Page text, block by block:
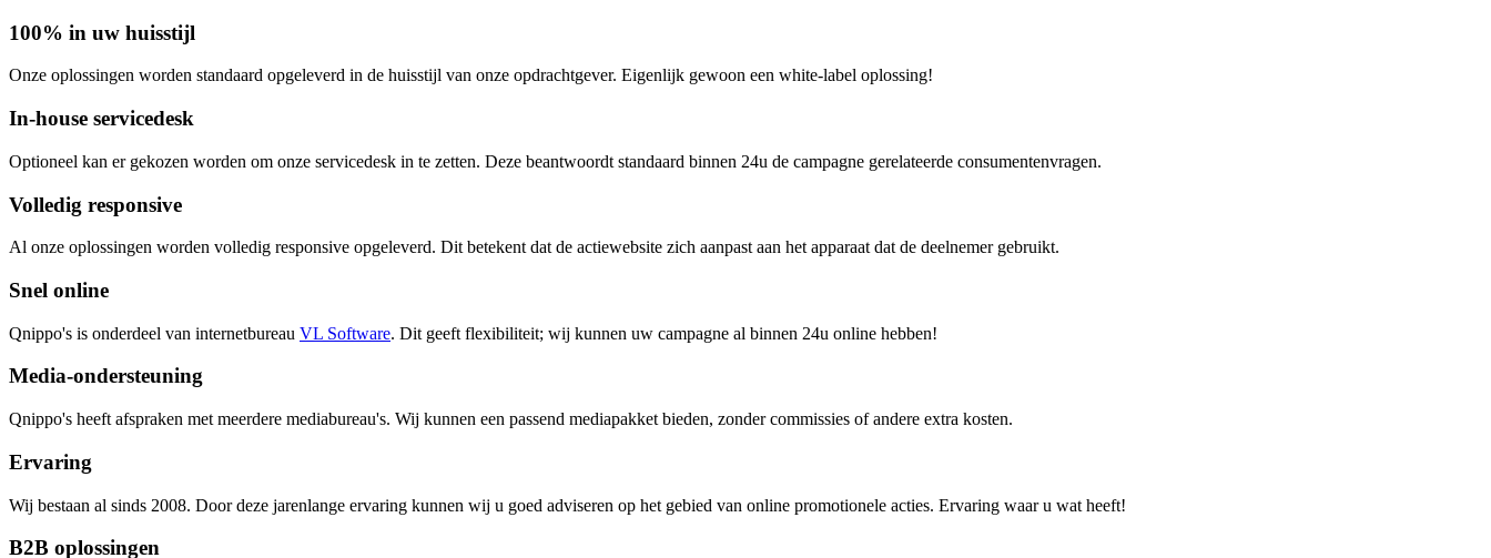
100% in uw huisstijl
Onze oplossingen worden standaard opgeleverd in de huisstijl van onze opdrachtgever. Eigenlijk gewoon een white-label oplossing!
In-house servicedesk
Optioneel kan er gekozen worden om onze servicedesk in te zetten. Deze beantwoordt standaard binnen 24u de campagne gerelateerde consumentenvragen.
Volledig responsive
Al onze oplossingen worden volledig responsive opgeleverd. Dit betekent dat de actiewebsite zich aanpast aan het apparaat dat de deelnemer gebruikt.
Snel online
Qnippo's is onderdeel van internetbureau VL Software. Dit geeft flexibiliteit; wij kunnen uw campagne al binnen 24u online hebben!
Media-ondersteuning
Qnippo's heeft afspraken met meerdere mediabureau's. Wij kunnen een passend mediapakket bieden, zonder commissies of andere extra kosten.
Ervaring
Wij bestaan al sinds 2008. Door deze jarenlange ervaring kunnen wij u goed adviseren op het gebied van online promotionele acties. Ervaring waar u wat heeft!
B2B oplossingen